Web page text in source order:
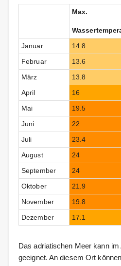
Max.
Januar 14.8
Februar 13.6
März 13.8
April 16
Mai 19.5
Juni 22
Juli 23.4
August 24
September 24
Oktober 21.9
November 19.8
Dezember 17.1
Das adriatischen Meer kann
geeignet. An diesem Ort